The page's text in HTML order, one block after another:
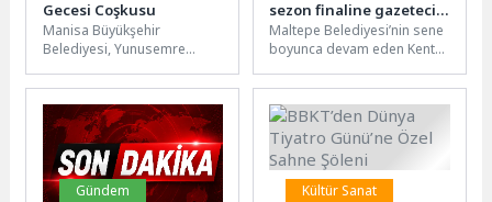
Gecesi Coşkusu
Manisa Büyükşehir
Belediyesi, Yunusemre
Belediyesi iş birliğiyle 8
Nisan Dünya Romanlar
Günü...
sezon finaline gazeteci
Çiğdem Toker konuk
oldu
Maltepe Belediyesi’nin sene
boyunca devam eden Kent
gazeteci- yazar Çiğdem
Toker’in katılımıyla...
Gündem Kültür Sanat